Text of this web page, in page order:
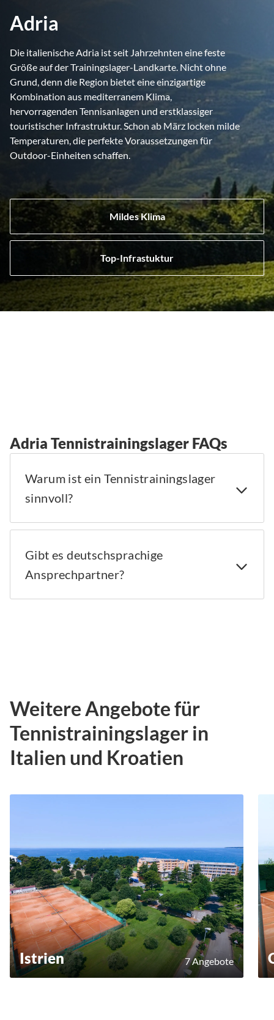
Adria
Die italienische Adria ist seit Jahrzehnten eine feste
Größe auf der Trainingslager-Landkarte. Nicht ohne
Grund, denn die Region bietet eine einzigartige
Kombination aus mediterranem Klima,
hervorragenden Tennisanlagen und erstklassiger
touristischer Infrastruktur. Schon ab März locken milde
Temperaturen, die perfekte Voraussetzungen für
Outdoor-Einheiten schaffen.
Mildes Klima
Top-Infrastuktur
Adria Tennistrainingslager FAQs
Warum ist ein Tennistrainingslager
sinnvoll?
Gibt es deutschsprachige
Ansprechpartner?
Weitere Angebote für
Tennistrainingslager in
Italien und Kroatien
Istrien 7 Angebote